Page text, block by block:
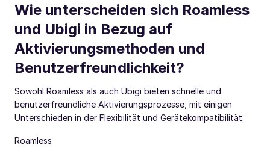
Wie unterscheiden sich Roamless
und Ubigi in Bezug auf
Aktivierungsmethoden und
Benutzerfreundlichkeit?
Sowohl Roamless als auch Ubigi bieten schnelle und
benutzerfreundliche Aktivierungsprozesse, mit einigen
Unterschieden in der Flexibilität und Gerätekompatibilität.
Roamless